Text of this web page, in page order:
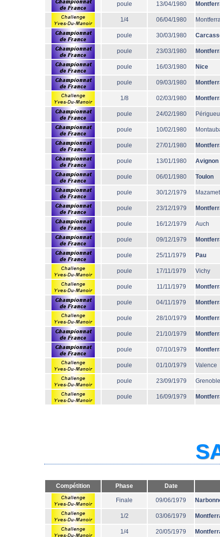
poule 13/04/1980
1/4 06/04/1980
poule 30/03/1980
poule 23/03/1980
poule 16/03/1980 Nice
poule 09/03/1980
1/8 02/03/1980
poule 24/02/1980
poule 10/02/1980
poule 27/01/1980
poule 13/01/1980 Avignon
poule 06/01/1980 Toulon
poule 30/12/1979 Mazamet
poule 23/12/1979
poule 16/12/1979 Auch
poule 09/12/1979
poule 25/11/1979 Pau
poule 17/11/1979 Vichy
poule 11/11/1979
poule 04/11/1979
poule 28/10/1979
poule 21/10/1979
poule 07/10/1979
poule 01/10/1979 Valence
poule 23/09/1979 Grenoble
poule 16/09/1979
Compétition Phase Date
Finale 09/06/1979
1/2 03/06/1979
1/4 20/05/1979